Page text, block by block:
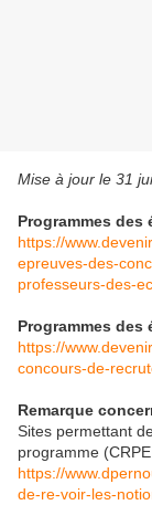
Mise à jour le 31
Programmes des
https://
epreuves-des-
professeurs-des-
Programmes des
https://
concours-de-
Remarque
Sites permettant
programme
https://
de-re-voir-les-